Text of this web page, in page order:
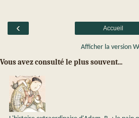
‹ Accueil
Afficher la version
Vous avez consulté le plus souvent...